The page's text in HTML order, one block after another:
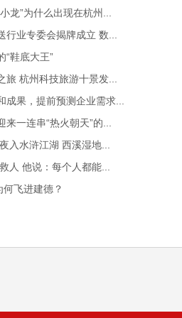
龙”为什么出现在杭州...
行业专委会揭牌成立 数...
“鞋底大王”
旅 杭州科技旅游十景发...
成果，提前预测企业需求...
一连串“热火朝天”的...
入水浒江湖 西溪湿地...
人 他说：每个人都能...
何飞进建德？